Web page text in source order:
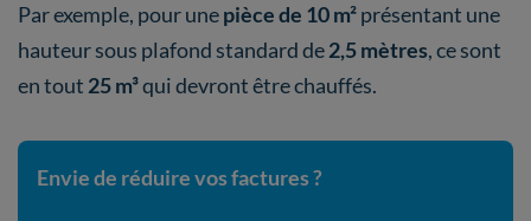
Par exemple, pour unepièce de 10 m²présentant une
hauteur sous plafond standard de2,5 mètres, ce sont
en tout25 m³qui devront être chauffés.
Envie de réduire vos factures ?